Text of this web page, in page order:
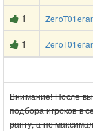
1
1
Внимание! После
подбора игроков в
рангу, а по